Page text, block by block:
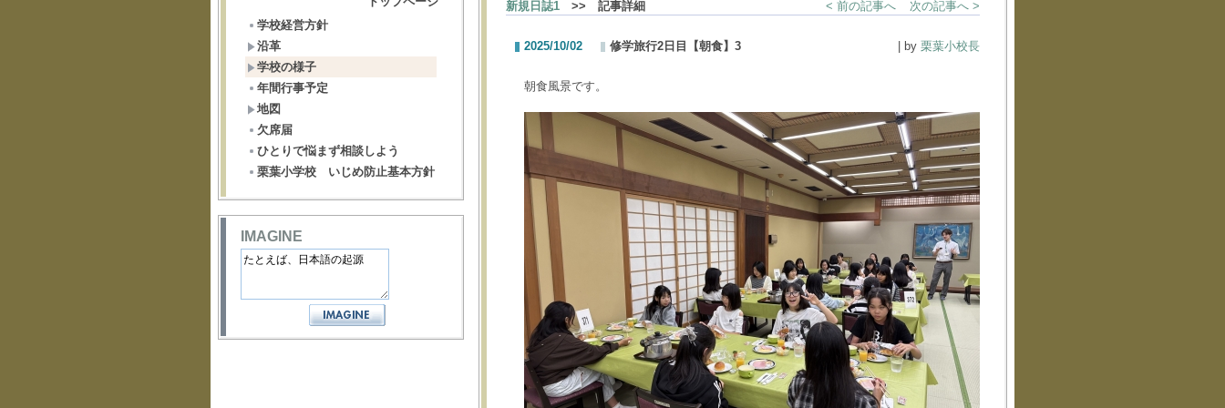
学校経営方針
沿革
学校の様子
年間行事予定
地図
欠席届
ひとりで悩まず相談しよう
栗葉小学校 いじめ防止基本方針
IMAGINE
新規日誌1 >> 記事詳細 < 前の記事へ 次の記事へ >
2025/10/02 修学旅行2日目【朝食】3 | by 栗葉小校長
朝食風景です。